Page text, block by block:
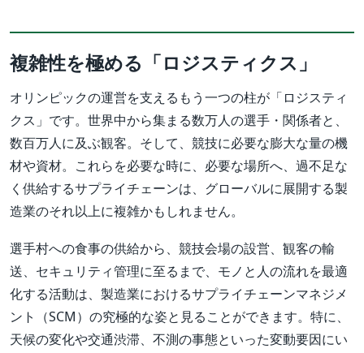
複雑性を極める「ロジスティクス」
オリンピックの運営を支えるもう一つの柱が「ロジスティ
クス」です。世界中から集まる数万人の選手・関係者と、
数百万人に及ぶ観客。そして、競技に必要な膨大な量の機
材や資材。これらを必要な時に、必要な場所へ、過不足な
く供給するサプライチェーンは、グローバルに展開する製
造業のそれ以上に複雑かもしれません。
選手村への食事の供給から、競技会場の設営、観客の輸
送、セキュリティ管理に至るまで、モノと人の流れを最適
化する活動は、製造業におけるサプライチェーンマネジメ
ント（SCM）の究極的な姿と見ることができます。特に、
天候の変化や交通渋滞、不測の事態といった変動要因にい